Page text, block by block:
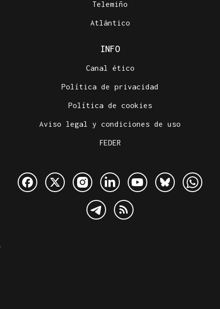
Telemiño
Atlántico
INFO
Canal ético
Política de privacidad
Política de cookies
Aviso legal y condiciones de uso
FEDER